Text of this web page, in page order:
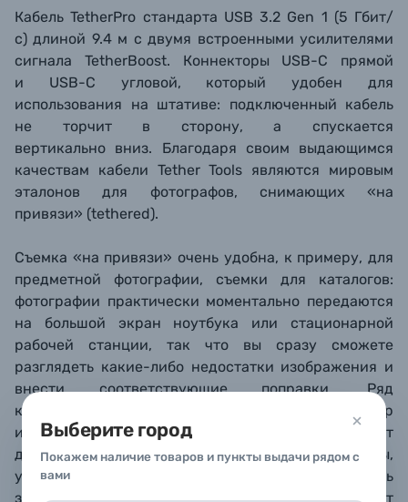
Выберите город
Покажем наличие товаров и пункты выдачи рядом с
вами
Кабель TetherPro стандарта USB 3.2 Gen 1 (5 Гбит/
с)длиной 9.4 м с двумя встроенными усилителями
сигнала TetherBoost. Коннекторы USB-C прямой
и USB-C угловой, который удобен для
использования на штативе: подключенный кабель
не торчит в сторону, а спускается
вертикально вниз. Благодаря своим выдающимся
качествам кабели Tether Tools являются мировым
эталонов для фотографов, снимающих «на
привязи» (tethered).
Съемка «на привязи» очень удобна, к примеру, для
предметной фотографии, съемки для каталогов:
фотографии практически моментально передаются
на большой экран ноутбука или стационарной
рабочей станции, так что вы сразу сможете
разглядеть какие-либо недостатки изображения и
внести соответствующие поправки. Ряд
компьютерных программ (включая Adobe Photoshop
и Lightroom, Capture One) также позволяют
дистанционно управлять настройками камеры,
установленной на штатив, и дистанционно спускать
затвор. Доступный функционал зависит от